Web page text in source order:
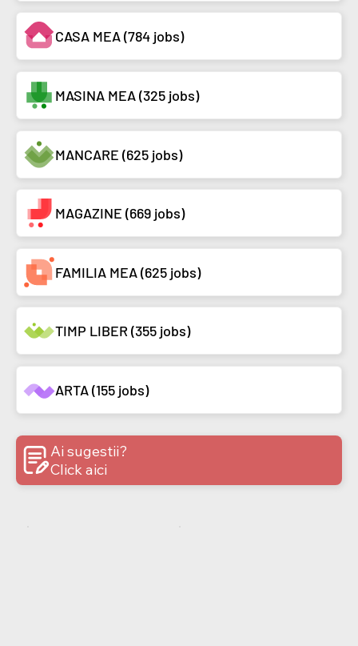
CASA MEA (784 jobs)
MASINA MEA (325 jobs)
MANCARE (625 jobs)
MAGAZINE (669 jobs)
FAMILIA MEA (625 jobs)
TIMP LIBER (355 jobs)
ARTA (155 jobs)
Ai sugestii?
Click aici